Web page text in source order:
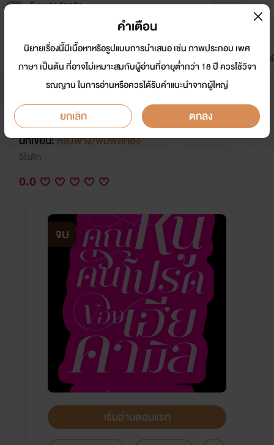
Tunwalai ธัญวลัย
หน้าแรก นิยาย อีบุ๊ก การ์ตูน
มาใหม่
ดรีมแชท ธัญลิสต์
คุณหนูคนโปรดของเฮียคามิล (อ่าน
ฟรีจนจบ)
นักเขียน:หลิ่งฟาง/พิมพ์สีทอง
อีโรติก
0.0
จบ
เริ่มอ่านตอนแรก
คำเตือน
นิยายเรื่องนี้มีเนื้อหาหรือรูปแบบการนำเสนอ เช่น ภาพประกอบ เพศ
ภาษา เป็นต้น ที่อาจไม่เหมาะสมกับผู้อ่านที่อายุต่ำกว่า 18 ปี ควรใช้วิจา
รณญาน ในการอ่านหรือควรได้รับคำแนะนำจากผู้ใหญ่
ยกเลิก ตกลง